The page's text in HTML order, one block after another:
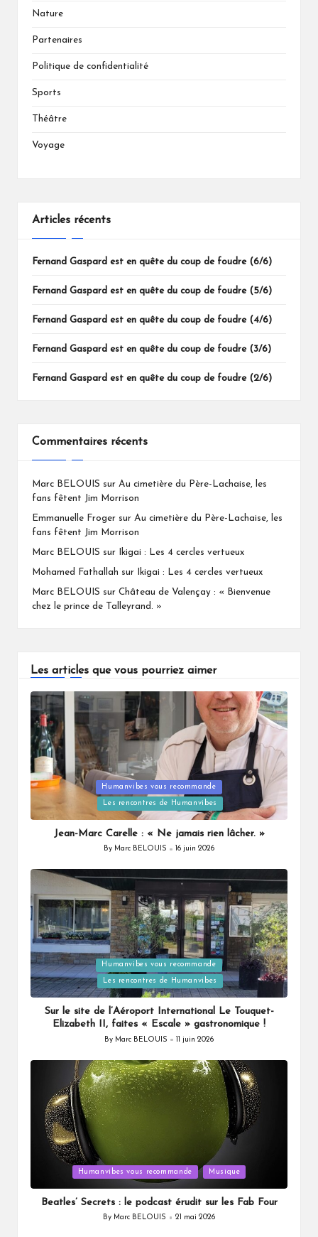
Nature
Partenaires
Politique de confidentialité
Sports
Théâtre
Voyage
Articles récents
Fernand Gaspard est en quête du coup de foudre (6/6)
Fernand Gaspard est en quête du coup de foudre (5/6)
Fernand Gaspard est en quête du coup de foudre (4/6)
Fernand Gaspard est en quête du coup de foudre (3/6)
Fernand Gaspard est en quête du coup de foudre (2/6)
Commentaires récents
Marc BELOUIS sur Au cimetière du Père-Lachaise, les
fans fêtent Jim Morrison
Emmanuelle Froger sur Au cimetière du Père-Lachaise, les
fans fêtent Jim Morrison
Marc BELOUIS sur Ikigai : Les 4 cercles vertueux
Mohamed Fathallah sur Ikigai : Les 4 cercles vertueux
Marc BELOUIS sur Château de Valençay : « Bienvenue
chez le prince de Talleyrand. »
Les articles que vous pourriez aimer
Posted
Humanvibes vous recommande
Les rencontres de Humanvibes
Jean-Marc Carelle : « Ne jamais rien lâcher. »
Posted
By Marc BELOUIS 16 juin 2026
Posted
in
Humanvibes vous recommande
Les rencontres de Humanvibes
Sur le site de l’Aéroport International Le Touquet-
Elizabeth II, faites « Escale » gastronomique !
Posted
By Marc BELOUIS 11 juin 2026
in
Humanvibes vous recommande Musique
Beatles’ Secrets : le podcast érudit sur les Fab Four
Posted
By Marc BELOUIS 21 mai 2026